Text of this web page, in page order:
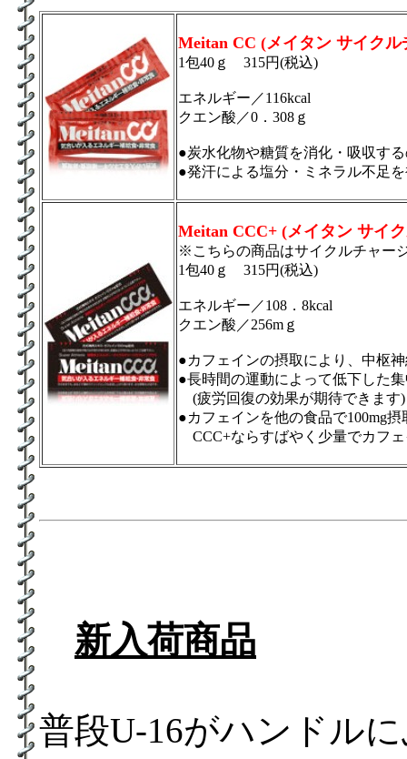
Meitan CC (メイタン サイクル
1包40ｇ 315円(税込)
エネルギー／116kcal
クエン酸／0．308ｇ
●炭水化物や糖質を消化・吸収す
●発汗による塩分・ミネラル不足
Meitan CCC+ (メイタン サイ
※こちらの商品はサイクルチャー
1包40ｇ 315円(税込)
エネルギー／108．8kcal
クエン酸／256mｇ
●カフェインの摂取により、中枢
●長時間の運動によって低下した
(疲労回復の効果が期待できます)
●カフェインを他の食品で100mg
CCC+ならすばやく少量でカフ
新入荷商品
普段U-16がハンドル